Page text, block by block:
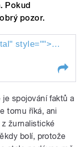
Pokud
pozor.
" style="">Oslí
spojování faktů a
tomu říká, ani
žurnalistické
bolí, protože